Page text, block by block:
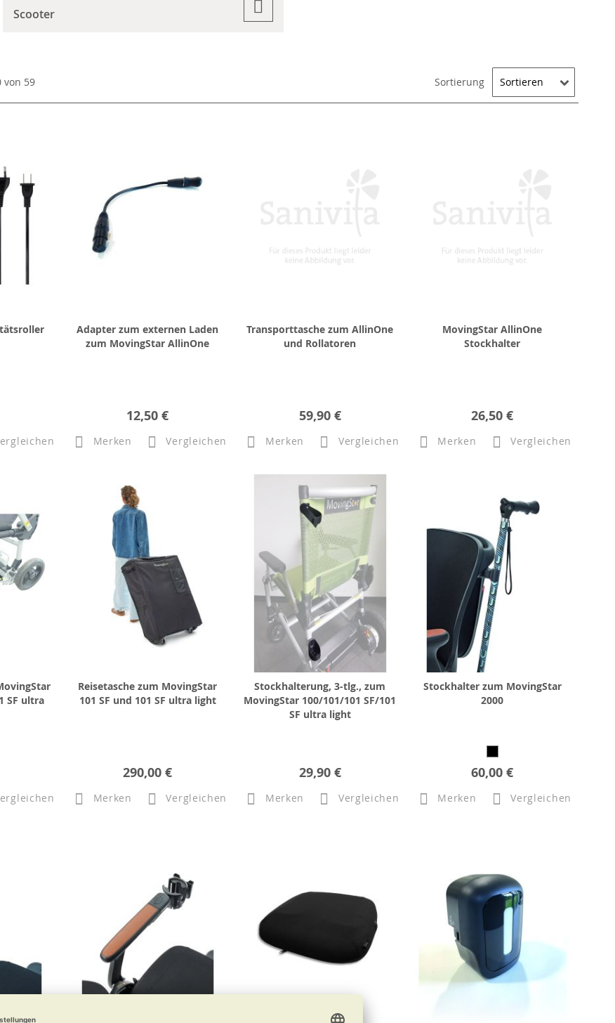
Scooter
von 59 Sortierung
Adapter zum externen Laden
zum MovingStar AllinOne
12,50 €
Merken Vergleichen
Transporttasche zum AllinOne
und Rollatoren
59,90 €
Merken Vergleichen
MovingStar AllinOne
Stockhalter
26,50 €
Merken Vergleichen
SF ultra
Reisetasche zum MovingStar
101 SF und 101 SF ultra light
290,00 €
Merken Vergleichen
Stockhalterung, 3-tlg., zum
MovingStar 100/101/101 SF/101
SF ultra light
29,90 €
Merken Vergleichen
Stockhalter zum MovingStar
2000
60,00 €
Merken Vergleichen